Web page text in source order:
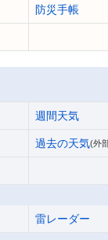
防災手帳
週間天気
過去の天気(外
雷レーダー